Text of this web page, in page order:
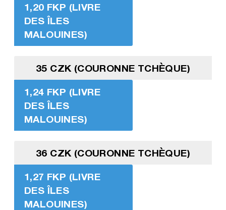
1,20 FKP (LIVRE
DES ÎLES
MALOUINES)
35 CZK (COURONNE TCHÈQUE)
1,24 FKP (LIVRE
DES ÎLES
MALOUINES)
36 CZK (COURONNE TCHÈQUE)
1,27 FKP (LIVRE
DES ÎLES
MALOUINES)